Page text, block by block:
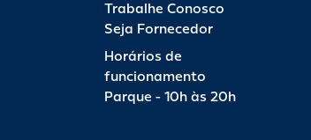
Trabalhe Conosco
Seja Fornecedor
Horários de
funcionamento
Parque - 10h às 20h